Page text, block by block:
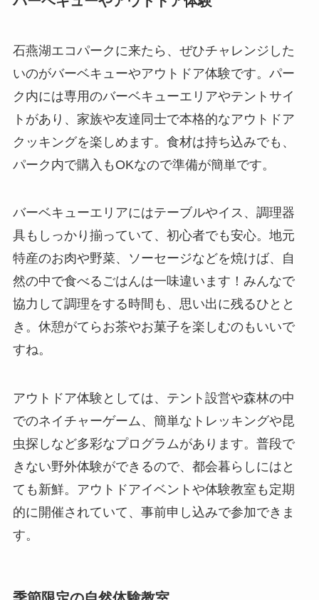
石燕湖エコパークに来たら、ぜひチャレンジした
いのがバーベキューやアウトドア体験です。パー
ク内には専用のバーベキューエリアやテントサイ
トがあり、家族や友達同士で本格的なアウトドア
クッキングを楽しめます。食材は持ち込みでも、
パーク内で購入もOKなので準備が簡単です。
バーベキューエリアにはテーブルやイス、調理器
具もしっかり揃っていて、初心者でも安心。地元
特産のお肉や野菜、ソーセージなどを焼けば、自
然の中で食べるごはんは一味違います！みんなで
協力して調理をする時間も、思い出に残るひとと
き。休憩がてらお茶やお菓子を楽しむのもいいで
すね。
アウトドア体験としては、テント設営や森林の中
でのネイチャーゲーム、簡単なトレッキングや昆
虫探しなど多彩なプログラムがあります。普段で
きない野外体験ができるので、都会暮らしにはと
ても新鮮。アウトドアイベントや体験教室も定期
的に開催されていて、事前申し込みで参加できま
す。